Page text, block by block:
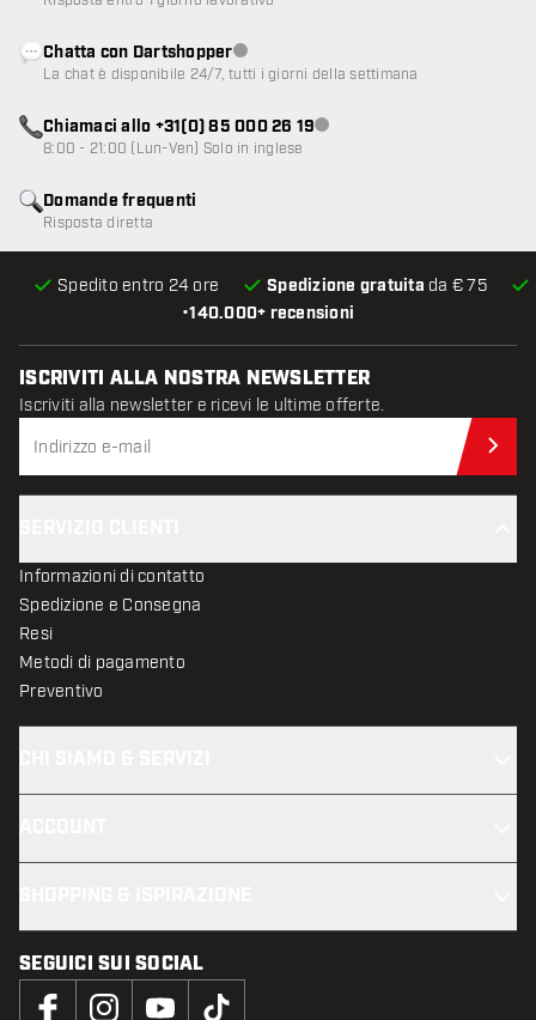
•140.000+ recensioni
Spedito entro 24 ore Spedizione gratuita da € 75
Domande frequenti
Risposta diretta
Chatta con DartshopperServizio clienti non disponibile
La chat è disponibile 24/7, tutti i giorni della settimana
Chiamaci allo +31(0) 85 000 26 19Servizio clienti non disponibile
8:00 - 21:00 (Lun-Ven) Solo in inglese
ISCRIVITI ALLA NOSTRA NEWSLETTER
Iscriviti alla newsletter e ricevi le ultime offerte.
Informazioni di contatto
Spedizione e Consegna
Resi
Metodi di pagamento
Preventivo
SEGUICI SUI SOCIAL